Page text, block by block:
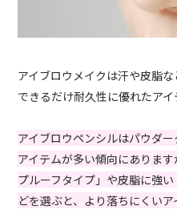
アイブロウメイクは汗や皮脂
できるだけ耐久性に優れたアイ
アイブロウペンシルはパウダ
アイテムが多い傾向にありま
プルーフタイプ」や皮脂に強
どを選ぶと、より落ちにくい